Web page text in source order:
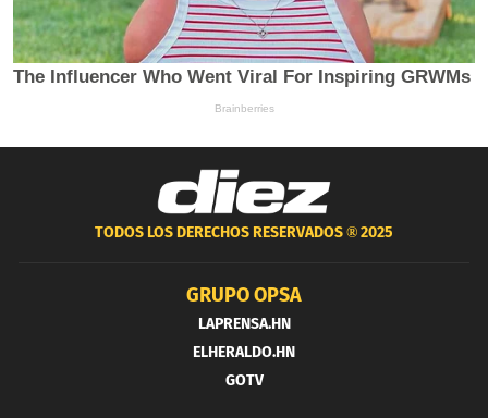
TODOS LOS DERECHOS RESERVADOS ®2025
GRUPO OPSA
LAPRENSA.HN
ELHERALDO.HN
GOTV